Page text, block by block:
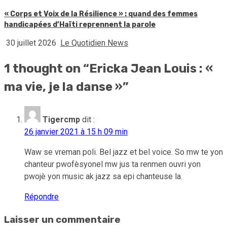
« Corps et Voix de la Résilience » : quand des femmes
handicapées d’Haïti reprennent la parole
30 juillet 2026 Le Quotidien News
1 thought on “Ericka Jean Louis : «
ma vie, je la danse »”
Tigercmp dit :
26 janvier 2021 à 15 h 09 min
Waw se vreman poli. Bel jazz et bel voice. So mw te yon
chanteur pwofèsyonel mw jus ta renmen ouvri yon
pwojè yon music ak jazz sa epi chanteuse la.
Répondre
Laisser un commentaire